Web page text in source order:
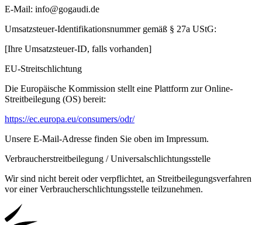
E-Mail: info@gogaudi.de
Umsatzsteuer-Identifikationsnummer gemäß § 27a UStG:
[Ihre Umsatzsteuer-ID, falls vorhanden]
EU-Streitschlichtung
Die Europäische Kommission stellt eine Plattform zur Online-
Streitbeilegung (OS) bereit:
https://ec.europa.eu/consumers/odr/
Unsere E-Mail-Adresse finden Sie oben im Impressum.
Verbraucherstreitbeilegung / Universalschlichtungsstelle
Wir sind nicht bereit oder verpflichtet, an Streitbeilegungsverfahren
vor einer Verbraucherschlichtungsstelle teilzunehmen.